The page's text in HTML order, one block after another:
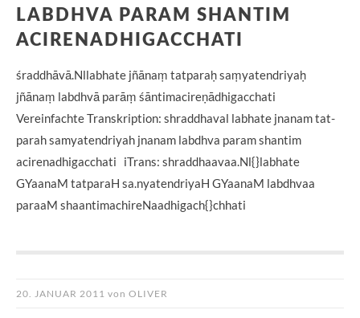
LABDHVA PARAM SHANTIM
ACIRENADHIGACCHATI
śraddhāvā.Nllabhate jñānaṃ tatparaḥ saṃyatendriyaḥ
jñānaṃ labdhvā parāṃ śāntimacireṇādhigacchati
Vereinfachte Transkription: shraddhaval labhate jnanam tat-
parah samyatendriyah jnanam labdhva param shantim
acirenadhigacchati iTrans: shraddhaavaa.Nl{}labhate
GYaanaM tatparaH sa.nyatendriyaH GYaanaM labdhvaa
paraaM shaantimachireNaadhigach{}chhati
20. JANUAR 2011 von OLIVER